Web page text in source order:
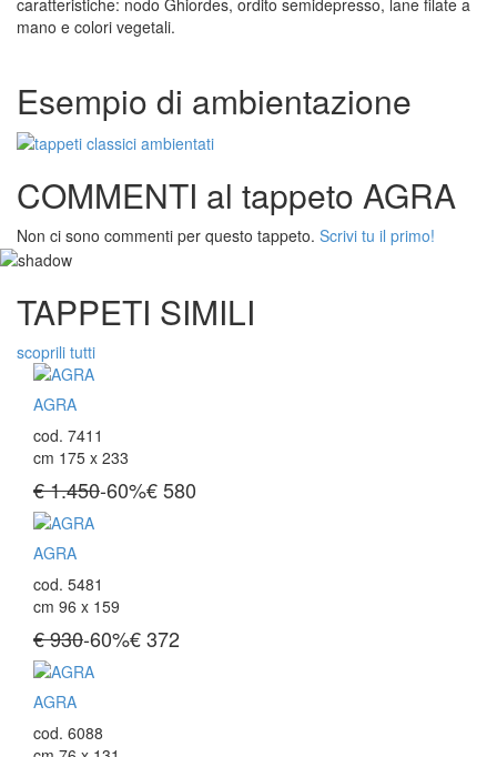
mano e colori vegetali.
Esempio di ambientazione
COMMENTI al tappeto AGRA
Non ci sono commenti per questo tappeto. Scrivi tu il primo!
TAPPETI SIMILI
scoprili tutti
AGRA
cod. 7411
cm 175 x 233
€ 1.450-60%€580
AGRA
cod. 5481
cm 96 x 159
€ 930-60%€372
AGRA
cod. 6088